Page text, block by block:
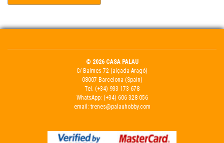
© 2026 CASA PALAU
C/ Balmes 72 (alçada Aragó)
08007 Barcelona (Spain)
Tel. (+34) 933 173 678
WhatsApp: (+34) 606 328 056
email: trenes@palauhobby.com